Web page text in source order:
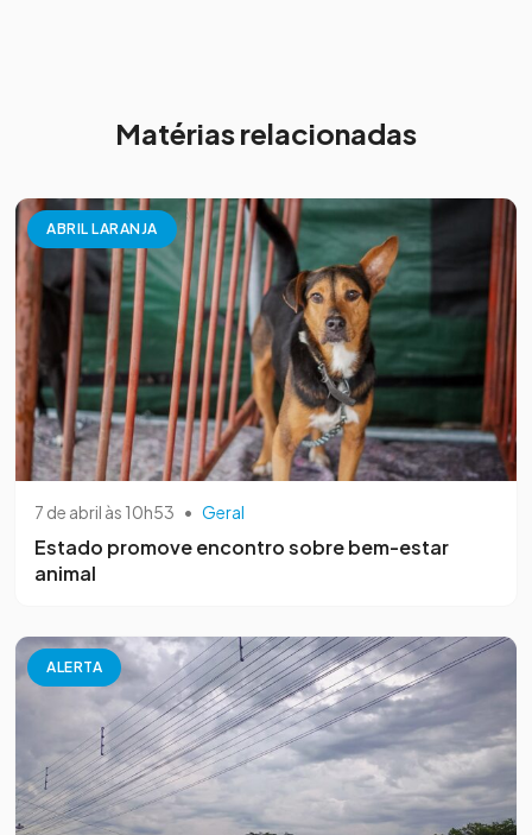
Matérias relacionadas
ABRIL LARANJA
7 de abril às 10h53 • Geral
Estado promove encontro sobre bem-estar
animal
ALERTA